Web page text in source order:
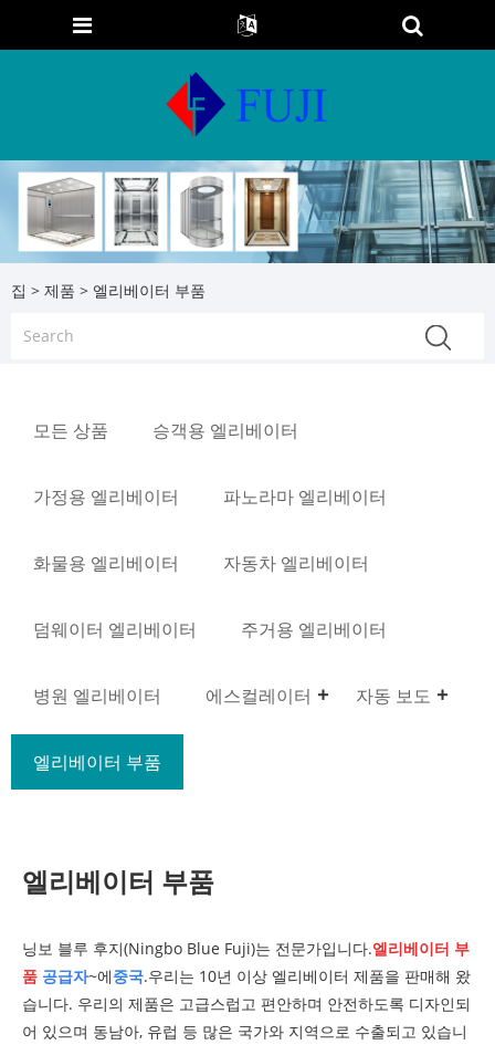
집 > 제품 > 엘리베이터 부품
모든 상품 승객용 엘리베이터
가정용 엘리베이터 파노라마 엘리베이터
화물용 엘리베이터 자동차 엘리베이터
덤웨이터 엘리베이터 주거용 엘리베이터
병원 엘리베이터 에스컬레이터 자동 보도
엘리베이터 부품
엘리베이터 부품
닝보 블루 후지(Ningbo Blue Fuji)는 전문가입니다.엘리베이터 부
품 공급자~에중국.우리는 10년 이상 엘리베이터 제품을 판매해 왔
습니다. 우리의 제품은 고급스럽고 편안하며 안전하도록 디자인되
어 있으며 동남아, 유럽 등 많은 국가와 지역으로 수출되고 있습니